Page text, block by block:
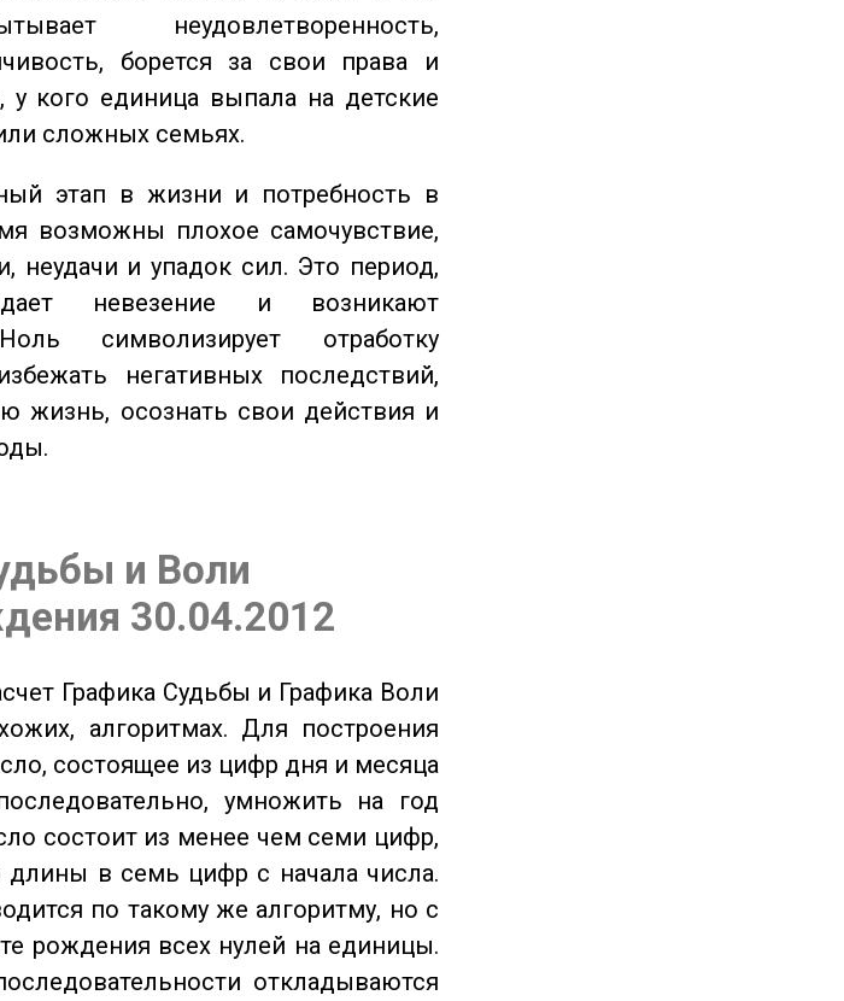
неудовлетворенность,
борется за свои права и
у кого единица выпала на детские
сложных семьях.
этап в жизни и потребность в
возможны плохое самочувствие,
неудачи и упадок сил. Это период,
невезение и возникают
символизирует отработку
негативных последствий,
жизнь, осознать свои действия и
и Воли
30.04.2012
Графика Судьбы и Графика Воли
алгоритмах. Для построения
состоящее из цифр дня и месяца
умножить на год
состоит из менее чем семи цифр,
в семь цифр с начала числа.
по такому же алгоритму, но с
рождения всех нулей на единицы.
откладываются